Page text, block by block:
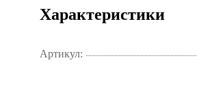
Характеристики
Артикул: